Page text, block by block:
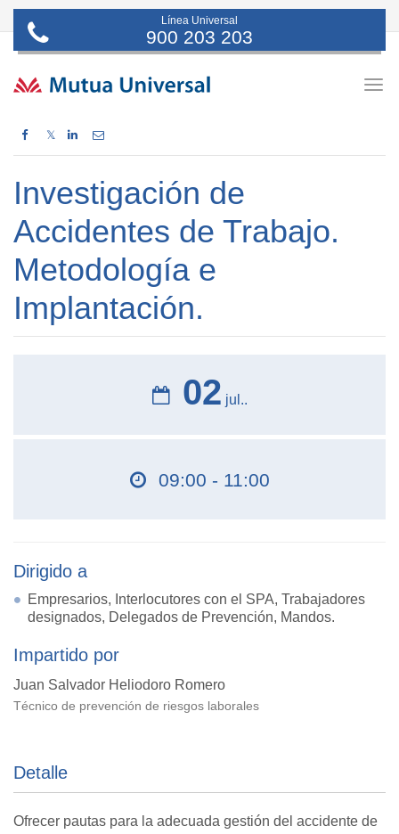
Línea Universal
900 203 203
𝕏
Investigación de
Accidentes de Trabajo.
Metodología e
Implantación.
02 jul..
09:00 - 11:00
Dirigido a
Empresarios, Interlocutores con el SPA, Trabajadores
designados, Delegados de Prevención, Mandos.
Impartido por
Juan Salvador Heliodoro Romero
Técnico de prevención de riesgos laborales
Detalle
Ofrecer pautas para la adecuada gestión del accidente de